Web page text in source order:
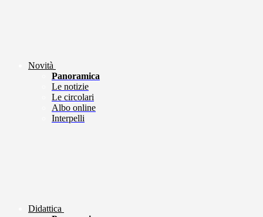
Novità
Panoramica
Le notizie
Le circolari
Albo online
Interpelli
Didattica